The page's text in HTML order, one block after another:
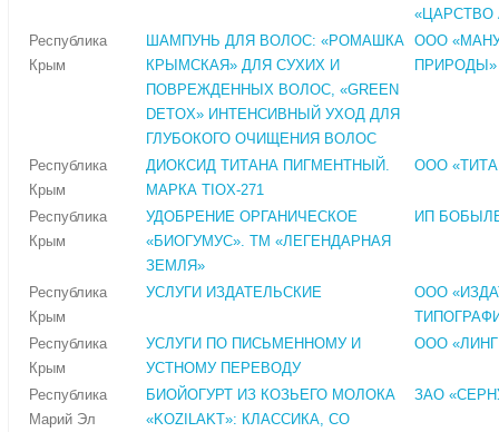
«ЦАРСТВО
Республика
Крым
ШАМПУНЬ ДЛЯ ВОЛОС: «РОМАШКА
КРЫМСКАЯ» ДЛЯ СУХИХ И
ПОВРЕЖДЕННЫХ ВОЛОС, «GREEN
DETOX» ИНТЕНСИВНЫЙ УХОД ДЛЯ
ГЛУБОКОГО ОЧИЩЕНИЯ ВОЛОС
ООО
ПРИРОДЫ»
Республика
Крым
ДИОКСИД ТИТАНА ПИГМЕНТНЫЙ.
МАРКА TIOX-271
ООО
Республика
Крым
УДОБРЕНИЕ ОРГАНИЧЕСКОЕ
«БИОГУМУС». ТМ «ЛЕГЕНДАРНАЯ
ЗЕМЛЯ»
ИП
Республика
Крым
УСЛУГИ ИЗДАТЕЛЬСКИЕ
ООО
Республика
Крым
УСЛУГИ ПО ПИСЬМЕННОМУ И
УСТНОМУ ПЕРЕВОДУ
ООО
Республика
Марий Эл
БИОЙОГУРТ ИЗ КОЗЬЕГО МОЛОКА
«KOZILAKT»: КЛАССИКА, СО
ЗАО